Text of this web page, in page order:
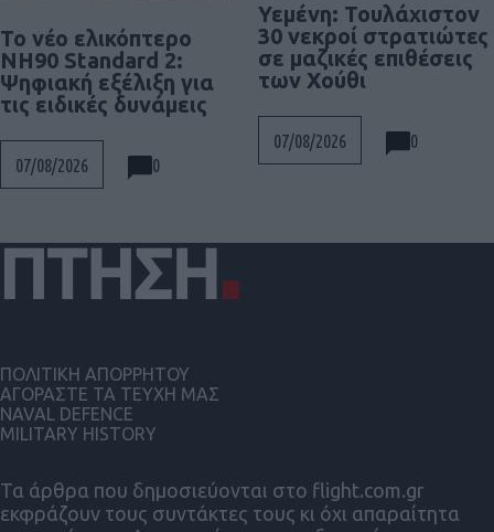
To νέο ελικόπτερο
NH90 Standard 2:
Ψηφιακή εξέλιξη για
τις ειδικές δυνάμεις
07/08/2026 0
Υεμένη: Τουλάχιστον
30 νεκροί στρατιώτες
σε μαζικές επιθέσεις
των Χούθι
07/08/2026 0
Τα άρθρα που δημοσιεύονται στο flight.com.gr
εκφράζουν τους συντάκτες τους κι όχι απαραίτητα
ΠΟΛΙΤΙΚΗ ΑΠΟΡΡΗΤΟΥ
ΑΓΟΡΑΣΤΕ ΤΑ ΤΕΥΧΗ ΜΑΣ
NAVAL DEFENCE
MILITARY HISTORY